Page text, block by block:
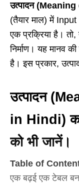
उत्पादन
(तैयार माल) में
एक प्रक्रिया है।
निर्माण। यह मानव
है। इस प्रकार,
उत्पादन
in Hindi) का
को भी जानें।
Table of
एक बढ़ई एक टेबल